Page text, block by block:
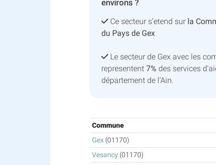
environs ?
Ce secteur s’etend sur la
du Pays de Gex
Le secteur de Gex avec les
representent 7% des services
département de l'Ain.
Commune
Gex(01170)
Vesancy(01170)